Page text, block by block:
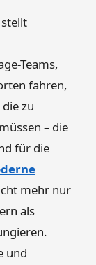
Teams,
fahren,
zu
– die
für die
mehr nur
als
und